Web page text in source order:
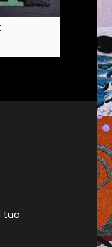
-
tuo